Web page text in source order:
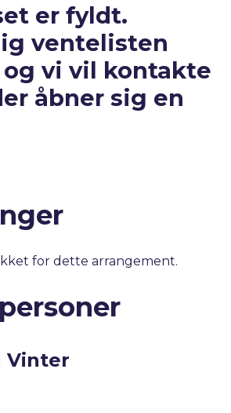
er fyldt.
ventelisten
vi vil kontakte
åbner sig en
for dette arrangement.
Vinter